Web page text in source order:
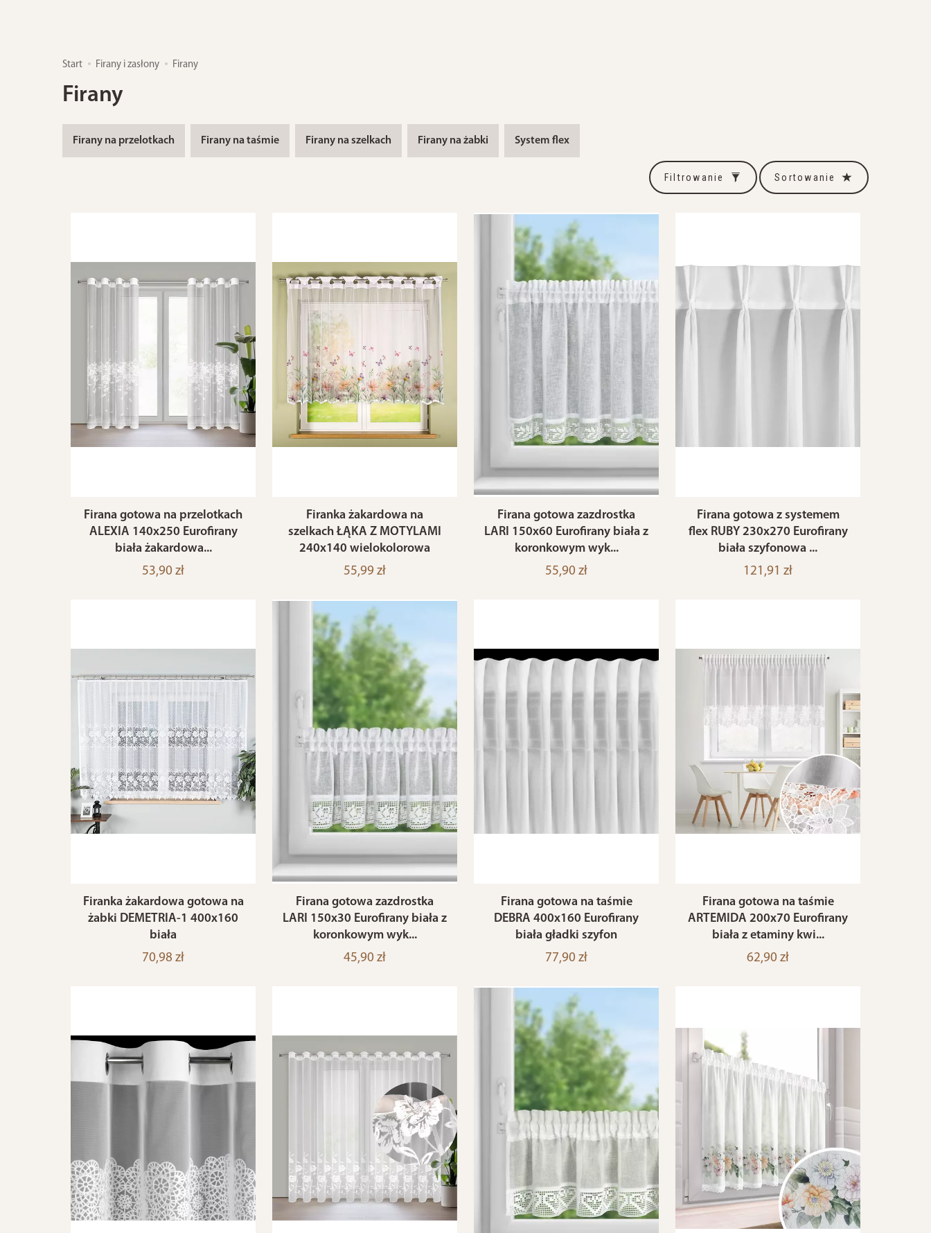
Start Firany i zasłony Firany
Firany
Firany na przelotkach Firany na taśmie Firany na szelkach Firany na żabki System flex
Filtrowanie Sortowanie
Firana gotowa na przelotkach
ALEXIA 140x250 Eurofirany
biała żakardowa...
53,90 zł
Firanka żakardowa na
szelkach ŁĄKA Z MOTYLAMI
240x140 wielokolorowa
55,99 zł
Firana gotowa zazdrostka
LARI 150x60 Eurofirany biała z
koronkowym wyk...
55,90 zł
Firana gotowa z systemem
flex RUBY 230x270 Eurofirany
biała szyfonowa ...
121,91 zł
Firanka żakardowa gotowa na
żabki DEMETRIA-1 400x160
biała
70,98 zł
Firana gotowa zazdrostka
LARI 150x30 Eurofirany biała z
koronkowym wyk...
45,90 zł
Firana gotowa na taśmie
DEBRA 400x160 Eurofirany
biała gładki szyfon
77,90 zł
Firana gotowa na taśmie
ARTEMIDA 200x70 Eurofirany
biała z etaminy kwi...
62,90 zł